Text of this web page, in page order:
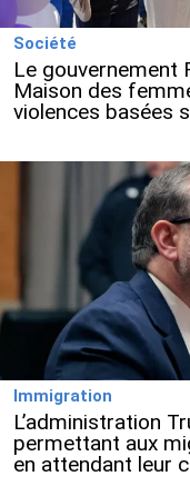
Société
Le gouvernement
Maison des
violences basées
Immigration
L’administration
permettant aux
en attendant leur